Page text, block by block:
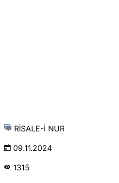
RİSALE-İ NUR
09.11.2024
1315